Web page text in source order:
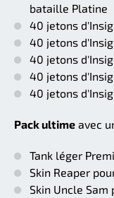
bataille Platine
40 jetons
40 jetons
40 jetons
40 jetons
40 jetons
Pack ultime avec
Tank léger
Skin Reaper
Skin Uncle Sam